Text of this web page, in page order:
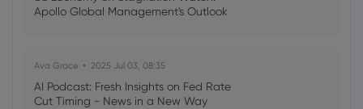
Apollo Global Management's Outlook
Ava Grace 2025 Jul 03, 08:35
AI Podcast: Fresh Insights on Fed Rate
Cut Timing - News in a New Way